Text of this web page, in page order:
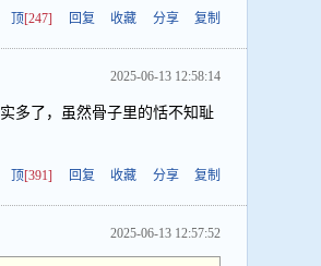
顶[247] 回复 收藏 分享 复制
2025-06-13 12:58:14
多了，虽然骨子里的恬不知耻
顶[391] 回复 收藏 分享 复制
2025-06-13 12:57:52